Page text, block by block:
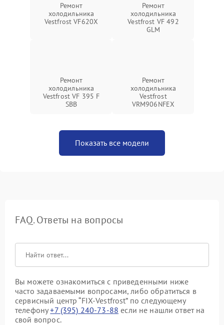
Ремонт
холодильника
Vestfrost VF620X
Ремонт
холодильника
Vestfrost VF 492
GLM
Ремонт
холодильника
Vestfrost VF 395 F
SBB
Ремонт
холодильника
Vestfrost
VRM906NFEX
Показать все модели
FAQ. Ответы на вопросы
Вы можете ознакомиться с приведенными ниже
часто задаваемыми вопросами, либо обратиться в
сервисный центр “FIX-Vestfrost” по следующему
телефону+7 (395) 240-73-88 если не нашли ответ на
свой вопрос.